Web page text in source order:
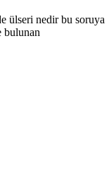
ülseri nedir bu soruya
bulunan